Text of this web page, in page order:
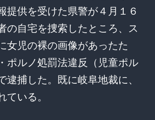
提供を受けた県警が４月１６
の自宅を捜索したところ、ス
女児の裸の画像があったた
ポルノ処罰法違反（児童ポル
逮捕した。既に岐阜地裁に、
ている。